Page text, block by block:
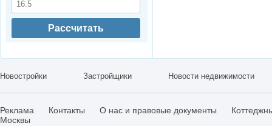
Рассчитать
Новостройки Застройщики Новости недвижимости
Реклама Контакты О нас и правовые документы
Москвы